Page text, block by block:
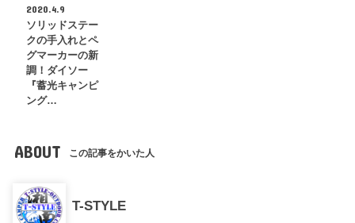
2020.4.9
ソリッドステー
クの手入れとペ
グマーカーの新
調！ダイソー
『蓄光キャンピ
ング…
ABOUT この記事をかいた人
T-STYLE